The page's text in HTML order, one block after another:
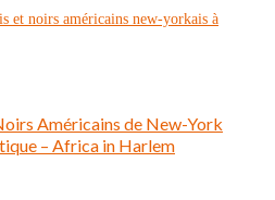
Américains de New-York
– Africa in Harlem